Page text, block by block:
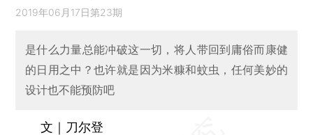
2019年06月17日第23期
是什么力量总能冲破这一切，将人带回到庸俗而康健
的日用之中？也许就是因为米糠和蚊虫，任何美妙的
设计也不能预防吧
文｜刀尔登